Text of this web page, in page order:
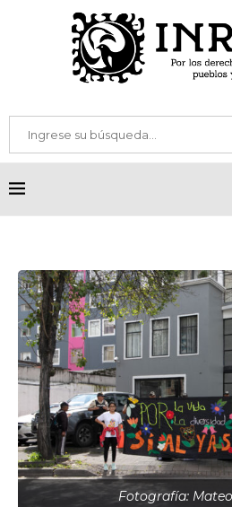
Fotografía: